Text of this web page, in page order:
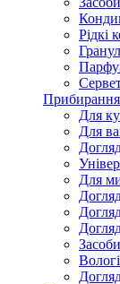
Рідкі
Прибирання
Для
Для
Для